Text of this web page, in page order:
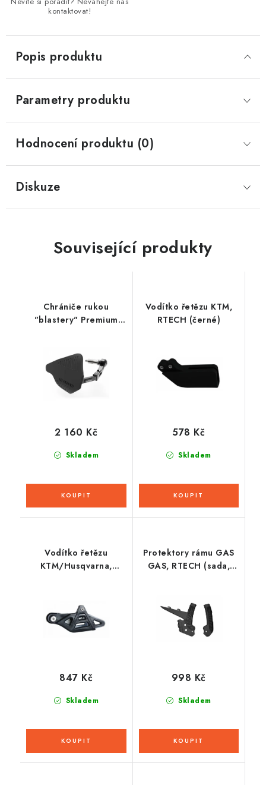
kontaktovat!
Popis produktu
Parametry produktu
Hodnocení produktu (0)
Diskuze
Související produkty
Chrániče rukou
"blastery" Premium
Skladem
2 160 Kč
Vodítko řetězu KTM,
RTECH (černé)
Skladem
578 Kč
Vodítko řetězu
KTM/Husqvarna,
Skladem
847 Kč
Protektory rámu GAS
GAS, RTECH (sada,
Skladem
998 Kč